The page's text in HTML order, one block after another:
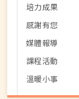
培力成果
感謝有您
媒體報導
課程活動
溫暖小事